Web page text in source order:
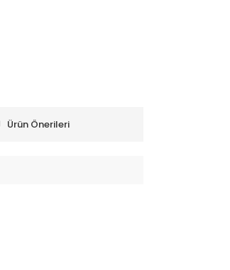
Ürün Önerileri